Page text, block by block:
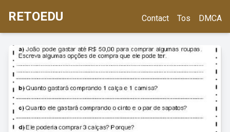
RETOEDU Contact Tos DMCA